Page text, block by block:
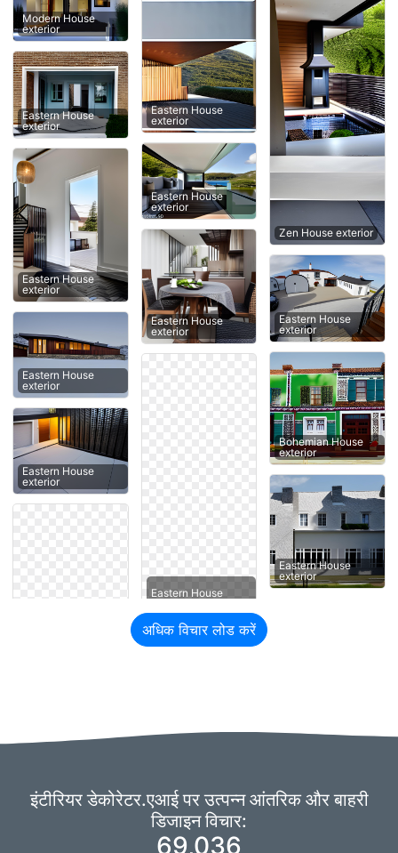
Modern House
exterior
Eastern House
exterior
Eastern House
exterior
Eastern House
exterior
Eastern House
exterior
Eastern House
exterior
Eastern House
exterior
Eastern House
exterior
Eastern House
Zen House exterior
Eastern House
exterior
Bohemian House
exterior
Eastern House
exterior
अधिक विचार लोड करें
इंटीरियर डेकोरेटर.एआई पर उत्पन्न आंतरिक और बाहरी
डिजाइन विचार:
69,036